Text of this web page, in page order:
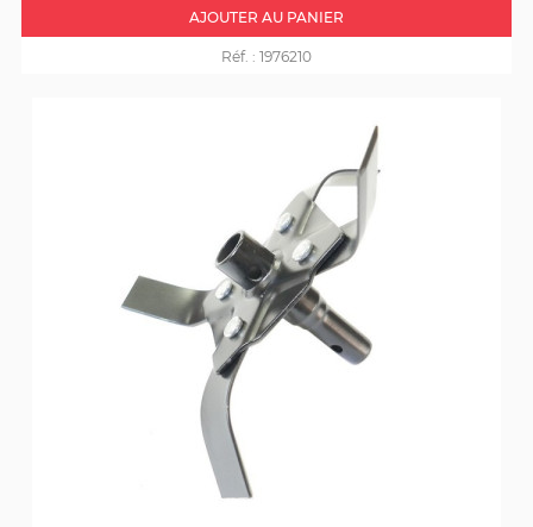
AJOUTER AU PANIER
Réf. : 1976210